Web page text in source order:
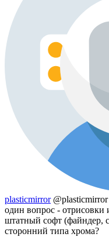
plasticmirror @plasticmirror
один вопрос - отрисовки
штатный софт (файндер,
сторонний типа хрома?